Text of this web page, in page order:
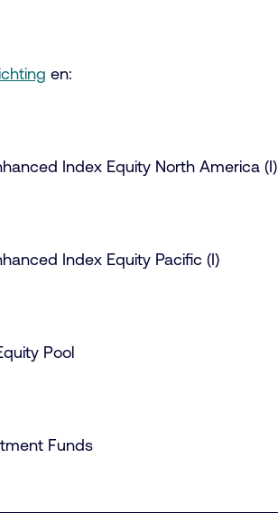
en:
Index Equity North America (I)
Index Equity Pacific (I)
Pool
Funds